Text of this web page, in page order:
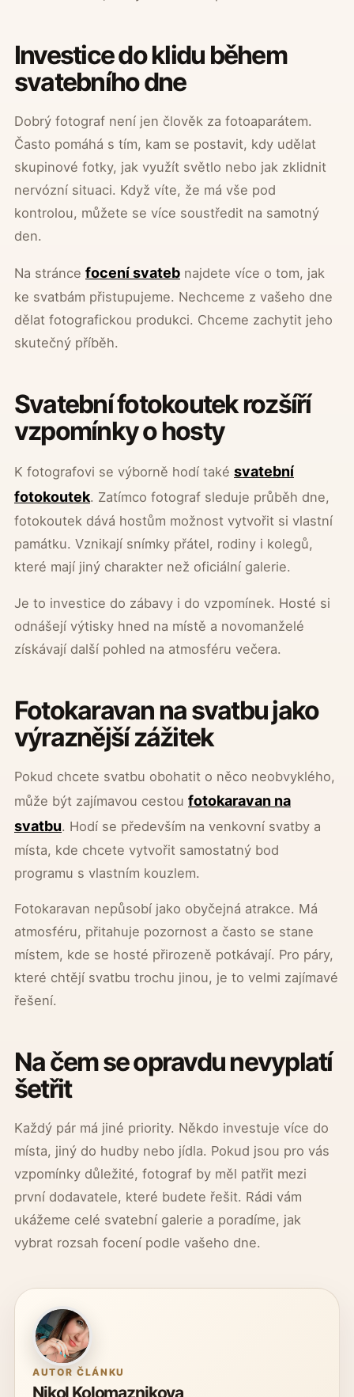
Investice do klidu během
svatebního dne
Dobrý fotograf není jen člověk za fotoaparátem.
Často pomáhá s tím, kam se postavit, kdy udělat
skupinové fotky, jak využít světlo nebo jak zklidnit
nervózní situaci. Když víte, že má vše pod
kontrolou, můžete se více soustředit na samotný
den.
Na stránce focení svateb najdete více o tom, jak
ke svatbám přistupujeme. Nechceme z vašeho dne
dělat fotografickou produkci. Chceme zachytit jeho
skutečný příběh.
Svatební fotokoutek rozšíří
vzpomínky o hosty
K fotografovi se výborně hodí také svatební
fotokoutek. Zatímco fotograf sleduje průběh dne,
fotokoutek dává hostům možnost vytvořit si vlastní
památku. Vznikají snímky přátel, rodiny i kolegů,
které mají jiný charakter než oficiální galerie.
Je to investice do zábavy i do vzpomínek. Hosté si
odnášejí výtisky hned na místě a novomanželé
získávají další pohled na atmosféru večera.
Fotokaravan na svatbu jako
výraznější zážitek
Pokud chcete svatbu obohatit o něco neobvyklého,
může být zajímavou cestou fotokaravan na
svatbu. Hodí se především na venkovní svatby a
místa, kde chcete vytvořit samostatný bod
programu s vlastním kouzlem.
Fotokaravan nepůsobí jako obyčejná atrakce. Má
atmosféru, přitahuje pozornost a často se stane
místem, kde se hosté přirozeně potkávají. Pro páry,
které chtějí svatbu trochu jinou, je to velmi zajímavé
řešení.
Na čem se opravdu nevyplatí
šetřit
Každý pár má jiné priority. Někdo investuje více do
místa, jiný do hudby nebo jídla. Pokud jsou pro vás
vzpomínky důležité, fotograf by měl patřit mezi
první dodavatele, které budete řešit. Rádi vám
ukážeme celé svatební galerie a poradíme, jak
vybrat rozsah focení podle vašeho dne.
AUTOR ČLÁNKU
Nikol Kolomaznikova